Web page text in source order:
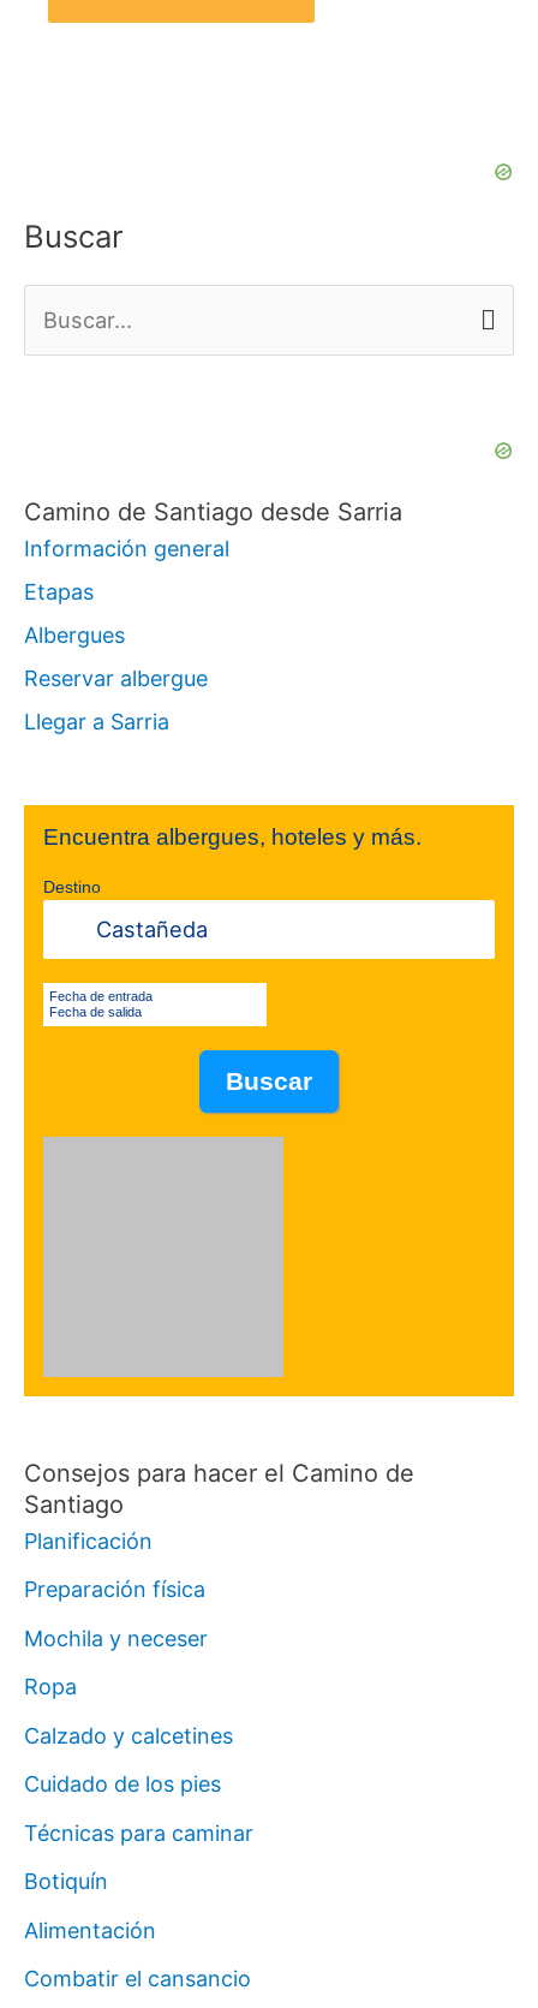
Buscar
u
r
p
o
r
:
Camino de Santiago desde Sarria
Información general
Etapas
Albergues
Reservar albergue
Llegar a Sarria
Encuentra albergues, hoteles y más.
Destino
Fecha de entrada
Fecha de salida
Consejos para hacer el Camino de
Santiago
Planificación
Preparación física
Mochila y neceser
Ropa
Calzado y calcetines
Cuidado de los pies
Técnicas para caminar
Botiquín
Alimentación
Combatir el cansancio